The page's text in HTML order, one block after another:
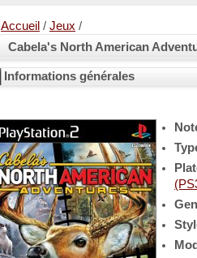
Accueil / Jeux /
Cabela's North American
Informations générales